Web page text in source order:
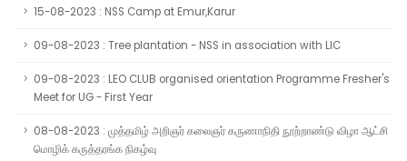
15-08-2023 : NSS Camp at Emur,Karur
09-08-2023 : Tree plantation - NSS in association with LIC
09-08-2023 : LEO CLUB organised orientation Programme Fresher's
Meet for UG - First Year
08-08-2023 : முத்தமிழ் அறிஞர் கலைஞர் கருணாநிதி நூற்றாண்டு விழா ஆட்சி
மொழிக் கருத்தரங்க நிகழ்வு